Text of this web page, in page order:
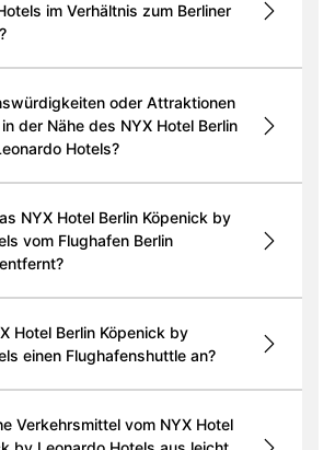
im Verhältnis zum Berliner
oder Attraktionen
der Nähe des NYX Hotel Berlin
Hotels?
NYX Hotel Berlin Köpenick by
vom Flughafen Berlin
Hotel Berlin Köpenick by
einen Flughafenshuttle an?
Verkehrsmittel vom NYX Hotel